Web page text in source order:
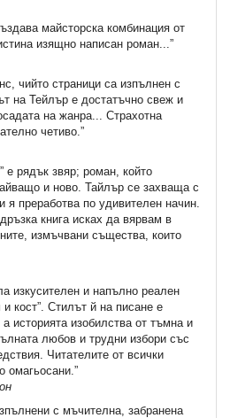
майсторска комбинация от
изящно написан роман...”
чийто страници са изпълнен с
на Тейлър е достатъчно свеж и
на жанра... Страхотна
четиво.”
е рядък звяр; роман, който
и ново. Тайлър се захваща с
я преработва по удивителен начин.
книга исках да вярвам в
измъчвани същества, които
изкусителен и напълно реален
кост”. Стилът й на писане е
историята изобилства от тъмна и
любов и трудни избори със
Читателите от всички
омагьосани.”
с мъчителна, забранена